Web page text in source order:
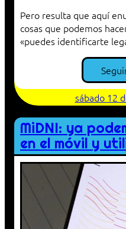
Pero resulta que aquí
cosas que podemos
«puedes identificarte
sábado 12
MiDNI: ya
en el móvil y